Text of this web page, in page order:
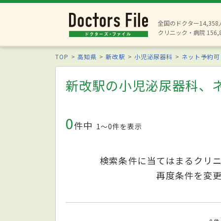
全国のドクター14,358
クリニック・病院
TOP 高知県 新改駅 小児泌尿器科 ネット予約可
新改駅の小児泌尿器科、
0件中 1〜0件を表示
検索条件に当てはまるクリ
再度条件を変